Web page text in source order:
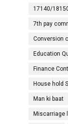
17140/
7th pay
Conversion
Education
Finance
House hold
Man ki baat
Miscarriage